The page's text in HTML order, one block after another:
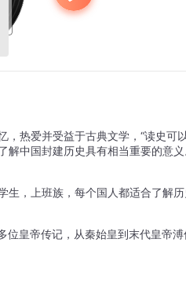
，热爱并受益于古典文学，“读史
解中国封建历史具有相当重要的意义
，上班族，每个国人都适合了解历
位皇帝传记，从秦始皇到末代皇帝